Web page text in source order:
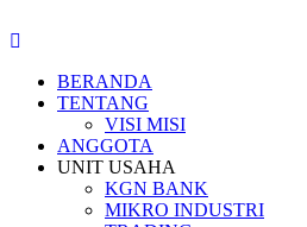
BERANDA
TENTANG
VISI MISI
ANGGOTA
UNIT USAHA
KGN BANK
MIKRO INDUSTRI